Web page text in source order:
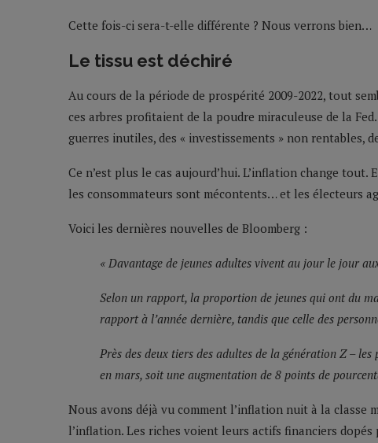
Cette fois-ci sera-t-elle différente ? Nous verrons bien…
Le tissu est déchiré
Au cours de la période de prospérité 2009-2022, tout
ces arbres profitaient de la poudre miraculeuse de la
guerres inutiles, des « investissements » non rentables,
Ce n’est plus le cas aujourd’hui. L’inflation change
les consommateurs sont mécontents… et les électeurs
Voici les dernières nouvelles de Bloomberg :
« Davantage de jeunes adultes vivent au jour le jour
Selon un rapport, la proportion de jeunes qui ont du
rapport à l’année dernière, tandis que celle des
Près des deux tiers des adultes de la génération Z –
en mars, soit une augmentation de 8 points de
Nous avons déjà vu comment l’inflation nuit à la classe
l’inflation. Les riches voient leurs actifs financiers dopés